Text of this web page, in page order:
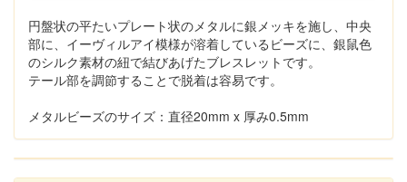
円盤状の平たいプレート状のメタルに銀メッキを施し、中央
部に、イーヴィルアイ模様が溶着しているビーズに、銀鼠色
のシルク素材の紐で結びあげたブレスレットです。
テール部を調節することで脱着は容易です。
メタルビーズのサイズ：直径20mm x 厚み0.5mm